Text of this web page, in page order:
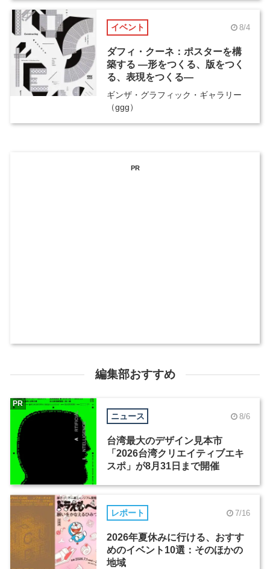
イベント 8/4
ダフィ・クーネ：ポスターを構
築する ―形をつくる、版をつく
る、表現をつくる―
ギンザ・グラフィック・ギャラリー
（ggg）
PR
編集部おすすめ
ニュース 8/6
台湾最大のデザイン見本市
「2026台湾クリエイティブエキ
スポ」が8月31日まで開催
PR
レポート 7/16
2026年夏休みに行ける、おすす
めのイベント10選：そのほかの
地域